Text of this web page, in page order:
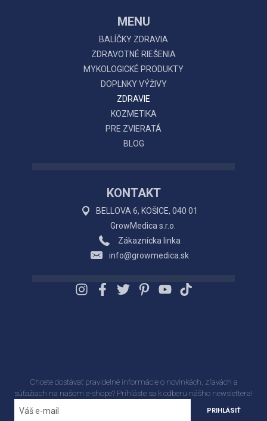
MENU
BALÍČKY ZDRAVIA
ZDRAVOTNÉ RIEŠENIA
MYKOLOGICKÉ PRODUKTY
DOPLNKY VÝŽIVY
ZDRAVIE
KOZMETIKA
PRE ZVIERATÁ
BLOG
KONTAKT
BELLOVA 6, KOŠICE, 040 01
GrowMedica s.r.o.
Zákaznícka linka
info@growmedica.sk
Chcete dostávať pravidelné informácie o novinkách, zľavách a
súťažiach na našom e-shope? Príhláste sa k odberu nášho newslettera!
PRIHLÁSIŤ